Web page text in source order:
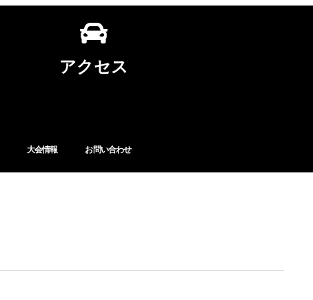
アクセス
大会情報 お問い合わせ